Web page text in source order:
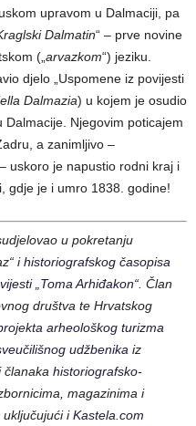
upravom u Dalmaciji, pa
Dalmatin“ – prve novine
(„ arvazkom“) jeziku.
djelo „Uspomene iz povijesti
Dalmazia) u kojem je osudio
Njegovim poticajem
a zanimljivo –
uskoro je napustio rodni kraj i
gdje je i umro 1838. godine!
u pokretanju
ihistoriografskog časopisa
„Toma Arhiđakon“ . Član
društva te Hrvatskog
arheološkog turizma
veučilišnog udžbenika iz
članaka historiografsko-
magazinima i
iKastela.com